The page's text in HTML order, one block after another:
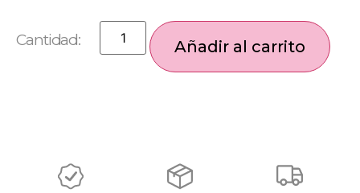
Añadir al carrito